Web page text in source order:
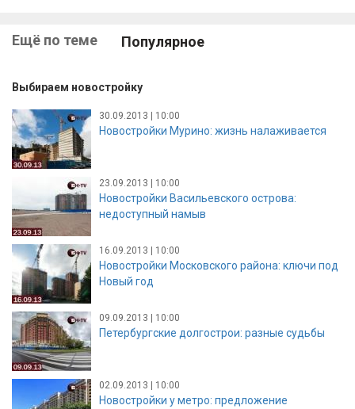
Ещё по теме Популярное
Выбираем новостройку
30.09.2013 | 10:00
Новостройки Мурино: жизнь налаживается
23.09.2013 | 10:00
Новостройки Васильевского острова:
недоступный намыв
16.09.2013 | 10:00
Новостройки Московского района: ключи под
Новый год
09.09.2013 | 10:00
Петербургские долгострои: разные судьбы
02.09.2013 | 10:00
Новостройки у метро: предложение